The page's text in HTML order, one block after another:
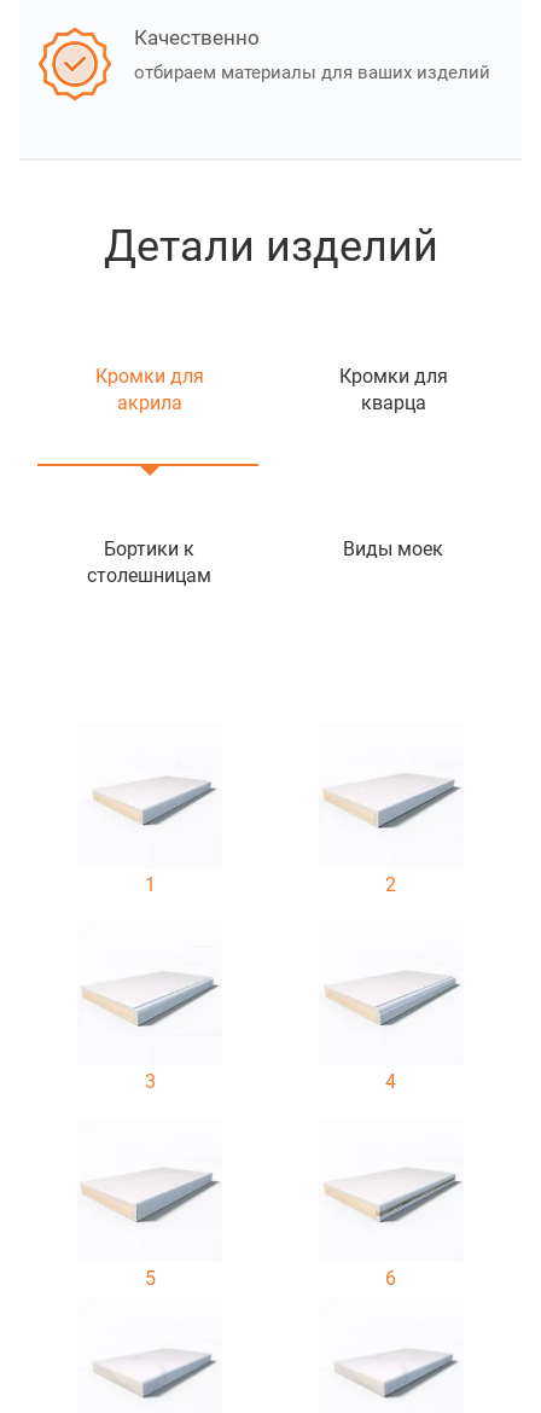
Качественно
отбираем материалы для ваших изделий
Детали изделий
Кромки для
акрила
Кромки для
кварца
Бортики к
столешницам
Виды моек
1 2
3 4
5 6